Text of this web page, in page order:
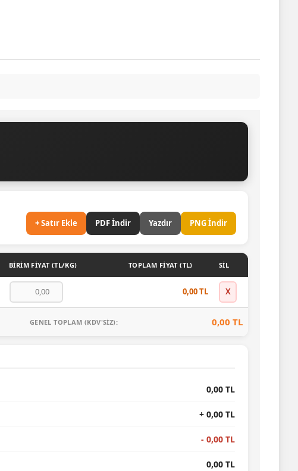
+ Satır Ekle PDF İndir Yazdır PNG İndir
BIRIM FIYAT (TL/KG) TOPLAM FIYAT (TL) SIL
0,00 TL X
GENEL TOPLAM (KDV'SIZ): 0,00 TL
0,00 TL
+ 0,00 TL
- 0,00 TL
0,00 TL